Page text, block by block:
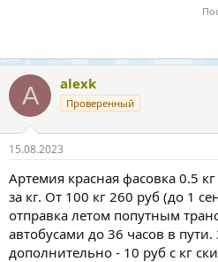
A alexk
Проверенный
15.08.2023
Артемия красная фасовка 0.5
за кг. От 100 кг 260 руб (до 1
отправка летом попутным
автобусами до 36 часов в
дополнительно - 10 руб с кг